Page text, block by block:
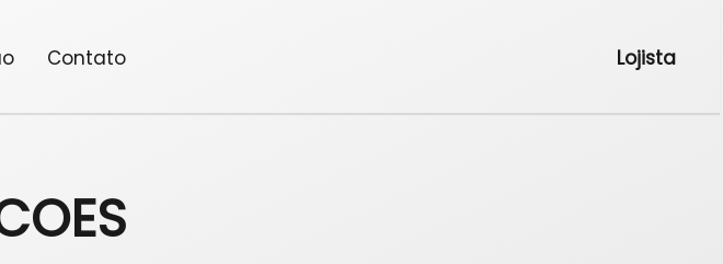
Contato Lojista